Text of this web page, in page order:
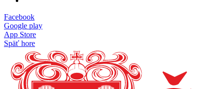
Facebook
Google play
App Store
Späť hore